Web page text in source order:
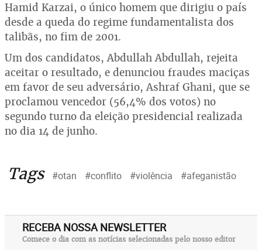
Hamid Karzai, o único homem que dirigiu o país
desde a queda do regime fundamentalista dos
talibãs, no fim de 2001.
Um dos candidatos, Abdullah Abdullah, rejeita
aceitar o resultado, e denunciou fraudes maciças
em favor de seu adversário, Ashraf Ghani, que se
proclamou vencedor (56,4% dos votos) no
segundo turno da eleição presidencial realizada
no dia 14 de junho.
Tags #otan #conflito #violência #afeganistão
RECEBA NOSSA NEWSLETTER
Comece o dia com as notícias selecionadas pelo nosso editor